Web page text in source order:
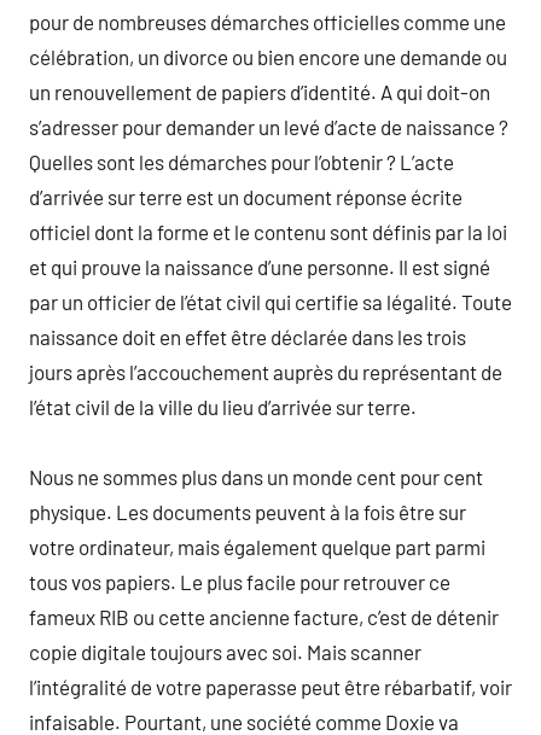
pour de nombreuses démarches officielles comme une
célébration, un divorce ou bien encore une demande ou
un renouvellement de papiers d’identité. A qui doit-on
s’adresser pour demander un levé d’acte de naissance ?
Quelles sont les démarches pour l’obtenir ? L’acte
d’arrivée sur terre est un document réponse écrite
officiel dont la forme et le contenu sont définis par la loi
et qui prouve la naissance d’une personne. Il est signé
par un officier de l’état civil qui certifie sa légalité. Toute
naissance doit en effet être déclarée dans les trois
jours après l’accouchement auprès du représentant de
l’état civil de la ville du lieu d’arrivée sur terre.
Nous ne sommes plus dans un monde cent pour cent
physique. Les documents peuvent à la fois être sur
votre ordinateur, mais également quelque part parmi
tous vos papiers. Le plus facile pour retrouver ce
fameux RIB ou cette ancienne facture, c’est de détenir
copie digitale toujours avec soi. Mais scanner
l’intégralité de votre paperasse peut être rébarbatif, voir
infaisable. Pourtant, une société comme Doxie va